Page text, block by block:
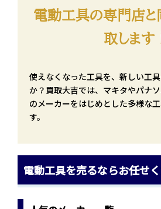
電動工具の専門店と
取します
使えなくなった工具を、新しい工
か？買取大吉では、マキタやパナ
のメーカーをはじめとした多様な
す。
電動工具を売るならお任せ